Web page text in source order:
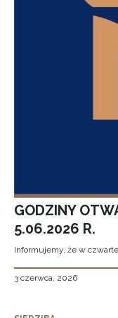
GODZINY
5.06.2026 R.
Informujemy, że w
3 czerwca, 2026